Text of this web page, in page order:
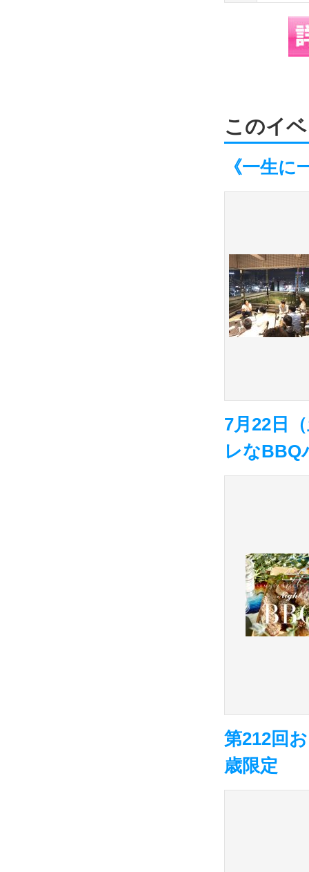
このイ
《一生
7月22日
レなBBQ
第212回
歳限定